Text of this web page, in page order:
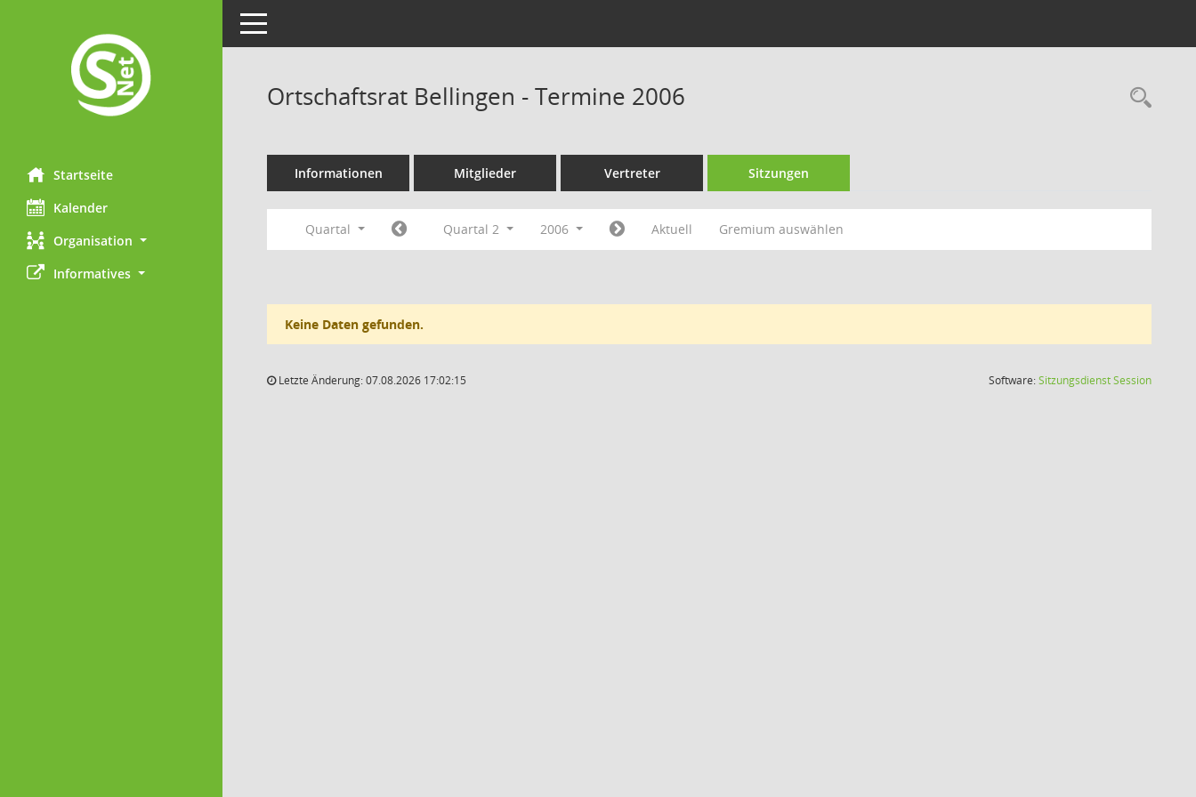
Startseite
Kalender
Organisation
Informatives
Toggle navigation
Ortschaftsrat Bellingen - Termine 2006
Informationen Mitglieder Vertreter Sitzungen
Quartal Quartal 2 2006 Aktuell Gremium auswählen
Keine Daten gefunden.
Letzte Änderung: 07.08.2026 17:02:15 Software:SitzungsdienstSession(Wird in